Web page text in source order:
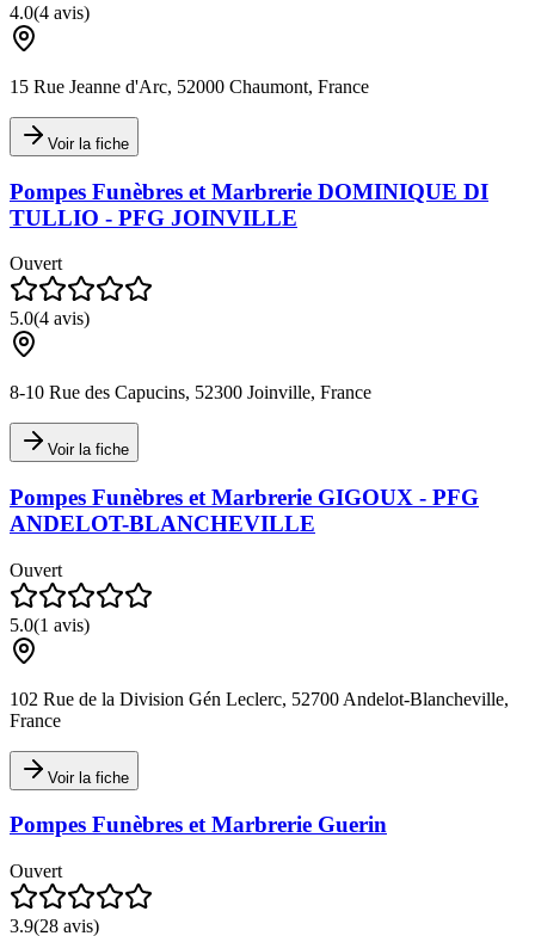
4.0(4 avis)
15 Rue Jeanne d'Arc, 52000 Chaumont, France
Voir la fiche
Pompes Funèbres et Marbrerie DOMINIQUE DI
TULLIO - PFG JOINVILLE
Ouvert
5.0(4 avis)
8-10 Rue des Capucins, 52300 Joinville, France
Voir la fiche
Pompes Funèbres et Marbrerie GIGOUX - PFG
ANDELOT-BLANCHEVILLE
Ouvert
5.0(1 avis)
102 Rue de la Division Gén Leclerc, 52700 Andelot-Blancheville,
France
Voir la fiche
Pompes Funèbres et Marbrerie Guerin
Ouvert
3.9(28 avis)